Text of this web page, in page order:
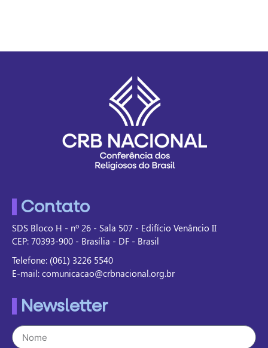
Contato
SDS Bloco H - nº 26 - Sala 507 - Edifício Venâncio II
CEP: 70393-900 - Brasília - DF - Brasil
Telefone: (061) 3226 5540
E-mail: comunicacao@crbnacional.org.br
Newsletter